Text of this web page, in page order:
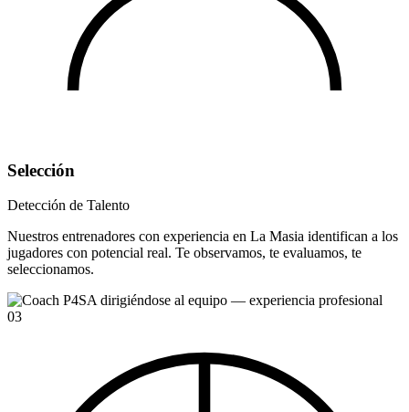
Selección
Detección de Talento
Nuestros entrenadores con experiencia en La Masia identifican a los
jugadores con potencial real. Te observamos, te evaluamos, te
seleccionamos.
03